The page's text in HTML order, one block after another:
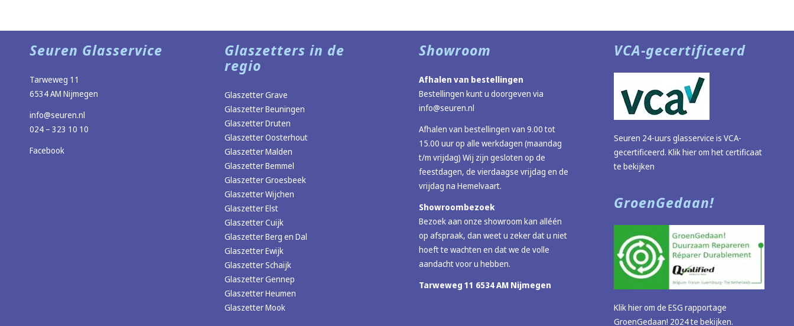
Seuren Glasservice
Tarweweg 11
6534 AM Nijmegen
info@seuren.nl
024 – 323 10 10
Facebook
Glaszetters in de
regio
Glaszetter Grave
Glaszetter Beuningen
Glaszetter Druten
Glaszetter Oosterhout
Glaszetter Malden
Glaszetter Bemmel
Glaszetter Groesbeek
Glaszetter Wijchen
Glaszetter Elst
Glaszetter Cuijk
Glaszetter Berg en Dal
Glaszetter Ewijk
Glaszetter Schaijk
Glaszetter Gennep
Glaszetter Heumen
Glaszetter Mook
Showroom
Afhalen van bestellingen
Bestellingen kunt u doorgeven via
info@seuren.nl
Afhalen van bestellingen van 9.00 tot
15.00 uur op alle werkdagen (maandag
t/m vrijdag) Wij zijn gesloten op de
feestdagen, de vierdaagse vrijdag en de
vrijdag na Hemelvaart.
Showroombezoek
Bezoek aan onze showroom kan alléén
op afspraak, dan weet u zeker dat u niet
hoeft te wachten en dat we de volle
aandacht voor u hebben.
Tarweweg 11 6534 AM Nijmegen
VCA-gecertificeerd
Seuren 24-uurs glasservice is VCA-
gecertificeerd. Klik hier om het certificaat
te bekijken
GroenGedaan!
Klik hier om de ESG rapportage
GroenGedaan! 2024 te bekijken.